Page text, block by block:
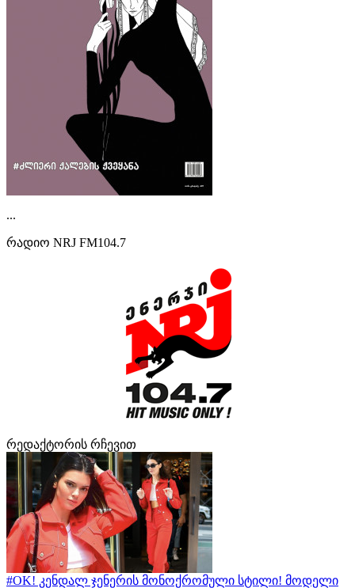
...
რადიო NRJ FM104.7
რედაქტორის რჩევით
#OK! კენდალ ჯენერის მონოქრომული სტილი! მოდელი